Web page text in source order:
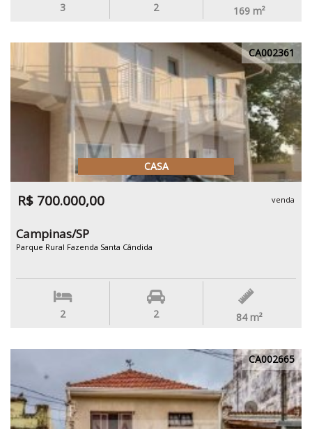
3 2 169 m²
CA002361
CASA
R$ 700.000,00 venda
Campinas/SP
Parque Rural Fazenda Santa Cândida
2 2 84 m²
CA002665